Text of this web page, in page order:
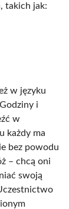
takich jak:
w języku
i
w
każdy ma
bez powodu
– chcą oni
swoją